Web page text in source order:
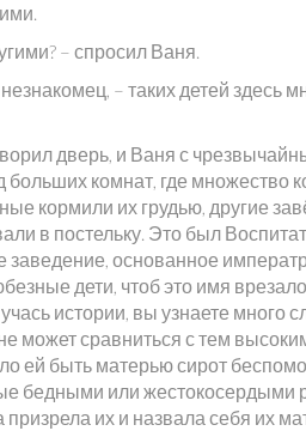
– спросил Ваня.
– таких детей здесь
дверь, и Ваня с
больших комнат, где множество
кормили их грудью, другие
в постельку. Это был
заведение, основанное
дети, чтоб это имя
истории, вы узнаете много
может сравниться с тем
ей быть матерью сирот
бедными или жестокосердыми
их и назвала себя их